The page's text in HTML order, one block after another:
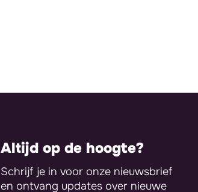
Altijd op de hoogte?
Schrijf je in voor onze nieuwsbrief
en ontvang updates over nieuwe